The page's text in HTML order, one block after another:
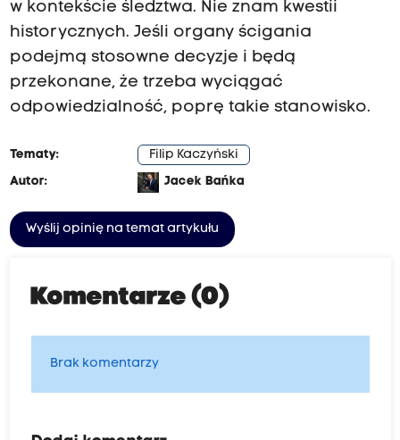
w kontekście śledztwa. Nie znam kwestii
historycznych. Jeśli organy ścigania
podejmą stosowne decyzje i będą
przekonane, że trzeba wyciągać
odpowiedzialność, poprę takie stanowisko.
Tematy:
Filip Kaczyński
Autor:
Jacek Bańka
Wyślij opinię na temat artykułu
Komentarze (0)
Brak komentarzy